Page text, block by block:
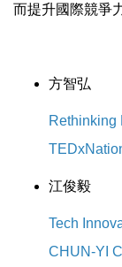
而提升國際競爭
方智弘
觀
看
影
Rethinking
江俊毅
觀
看
Tech
CHUN-YI